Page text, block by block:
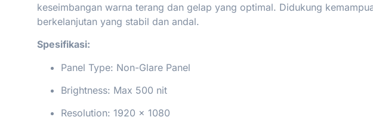
keseimbangan warna terang dan gelap yang optimal. Didukung
berkelanjutan yang stabil dan andal.
Spesifikasi:
Panel Type: Non-Glare Panel
Brightness: Max 500 nit
Resolution: 1920 × 1080